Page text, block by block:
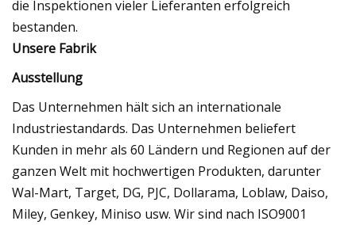
die Inspektionen vieler Lieferanten erfolgreich
bestanden.
Unsere Fabrik
Ausstellung
Das Unternehmen hält sich an internationale
Industriestandards. Das Unternehmen beliefert
Kunden in mehr als 60 Ländern und Regionen auf der
ganzen Welt mit hochwertigen Produkten, darunter
Wal-Mart, Target, DG, PJC, Dollarama, Loblaw, Daiso,
Miley, Genkey, Miniso usw. Wir sind nach ISO9001